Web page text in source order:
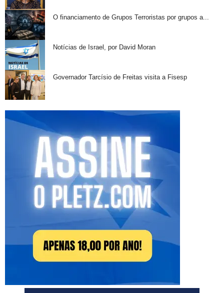
O financiamento de Grupos Terroristas por grupos a...
Notícias de Israel, por David Moran
Governador Tarcísio de Freitas visita a Fisesp